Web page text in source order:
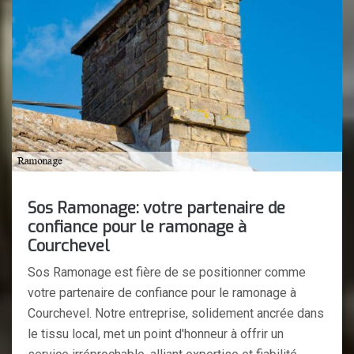
Sos Ramonage: votre partenaire de
confiance pour le ramonage à
Courchevel
Sos Ramonage est fière de se positionner comme
votre partenaire de confiance pour le ramonage à
Courchevel. Notre entreprise, solidement ancrée dans
le tissu local, met un point d'honneur à offrir un